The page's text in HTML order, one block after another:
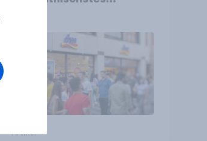
Artikel